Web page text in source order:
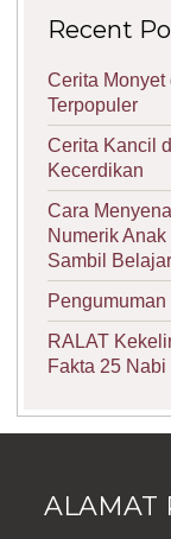
Recent
Cerita
Terpopuler
Cerita Kancil
Kecerdikan
Cara
Numerik
Sambil Belajar
RALAT
Fakta 25 Nabi
ALAMAT